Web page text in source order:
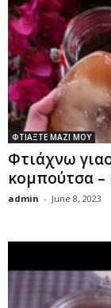
ΦΤΙΑΞΤΕ ΜΑΖΙ ΜΟΥ
Φτιάχνω
κομπoύτσα
admin - June 8, 2023